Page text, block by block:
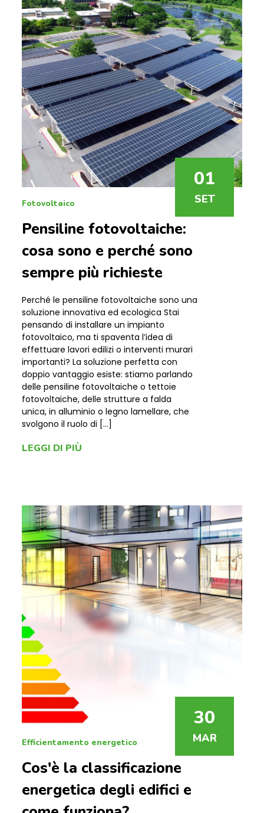
01
SET
Fotovoltaico
Pensiline fotovoltaiche:
cosa sono e perché sono
sempre più richieste
Perché le pensiline fotovoltaiche sono una
soluzione innovativa ed ecologica Stai
pensando di installare un impianto
fotovoltaico, ma ti spaventa l’idea di
effettuare lavori edilizi o interventi murari
importanti? La soluzione perfetta con
doppio vantaggio esiste: stiamo parlando
delle pensiline fotovoltaiche o tettoie
fotovoltaiche, delle strutture a falda
unica, in alluminio o legno lamellare, che
svolgono il ruolo di […]
LEGGI DI PIÙ
30
MAR
Efficientamento energetico
Cos'è la classificazione
energetica degli edifici e